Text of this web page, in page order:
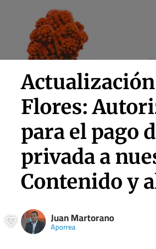
Flores:
para el pago
privada a
Contenido y
Juan Martorano
Aporrea